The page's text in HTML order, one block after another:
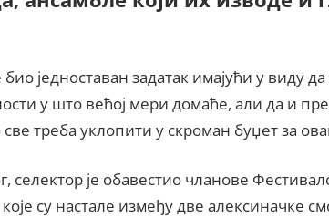
једноставан задатак имајући у виду
у што већој мери домаће, али да и
треба уклопити у скроман буџет за
селектор је обавестио чланове
су настале између две алексиначке